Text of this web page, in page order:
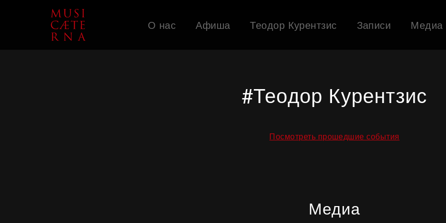
О нас Афиша Теодор Курентзис Записи
Медиа
#Теодор Курентзис
Посмотреть прошедшие события
Медиа